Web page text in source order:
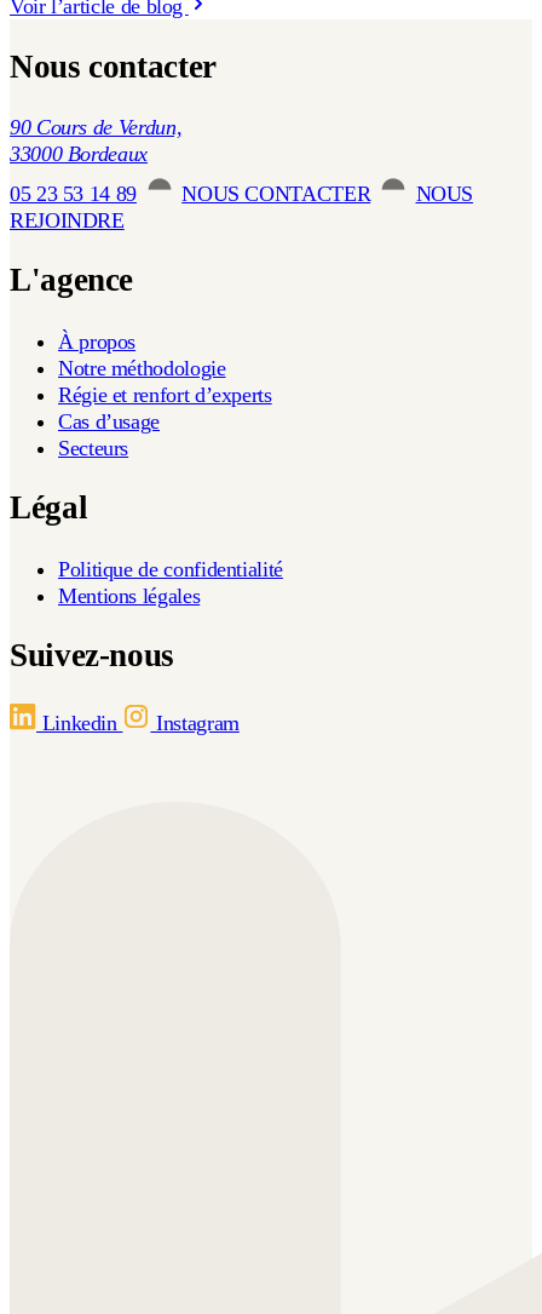
Voir l’article de blog
Nous contacter
90 Cours de Verdun,
33000 Bordeaux
05 23 53 14 89
NOUS CONTACTER
NOUS
REJOINDRE
L'agence
À propos
Notre méthodologie
Régie et renfort d’experts
Cas d’usage
Secteurs
Légal
Politique de confidentialité
Mentions légales
Suivez-nous
Linkedin Instagram